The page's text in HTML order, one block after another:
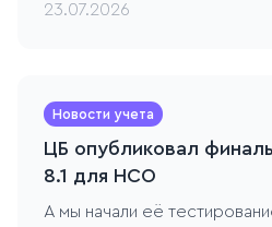
23.07.2026
Новости учета
ЦБ опубликовал
8.1 для НСО
А мы начали её